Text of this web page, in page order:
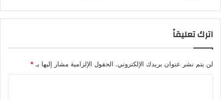
اترك تعليقاً
لن يتم نشر عنوان بريدك الإلكتروني. الحقول الإلزامية مشار إليها بـ *